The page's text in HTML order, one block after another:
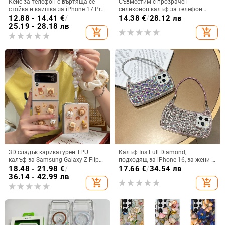
Кейс за телефон с въртяща се
стойка и каишка за iPhone 17 Pro
Max, 16, 15 и iPhone 11
12.88 - 14.41 €/
25.19 - 28.18 лв
add_shopping_cart
Съвместим с прозрачен
силиконов калъф за телефон
Samsung S25 Ultra,
персонализиран рисуван дизайн
за S24 FE и защитен калъф A55
14.38 €/28.12 лв
add_shopping_cart
3D сладък карикатурен TPU
калъф за Samsung Galaxy Z Flip
6/3/4, защита срещу изпускане,
корейски стил
18.48 - 21.98 €/
36.14 - 42.99 лв
add_shopping_cart
Калъф Ins Full Diamond,
подходящ за iPhone 16, за жени с
14-инчова личност, огледална
рамка с 13 големи отвора и
електролитно покритие, с
диаманти Ins Full Diamond.
17.66 €/34.54 лв
add_shopping_cart